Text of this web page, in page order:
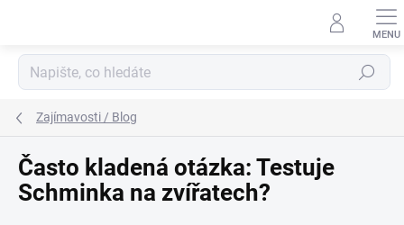
Hledat
Zajímavosti / Blog
Často kladená otázka: Testuje
Schminka na zvířatech?